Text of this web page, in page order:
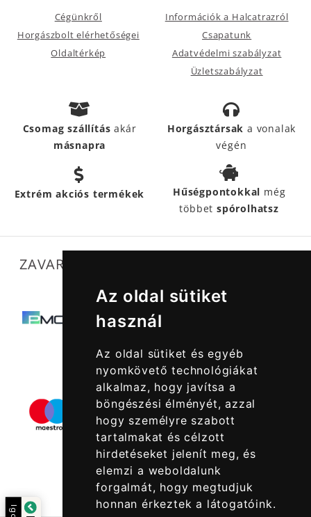
Az oldal sütiket
használ
Az oldal sütiket és egyéb
nyomkövető technológiákat
alkalmaz, hogy javítsa a
böngészési élményét, azzal
hogy személyre szabott
tartalmakat és célzott
hirdetéseket jelenít meg, és
elemzi a weboldalunk
forgalmát, hogy megtudjuk
honnan érkeztek a látogatóink.
Cégünkről
Horgászbolt elérhetőségei
Oldaltérkép
Információk a Halcatrazról
Csapatunk
Adatvédelmi szabályzat
Üzletszabályzat
Csomag szállításakár
másnapra
Horgásztársak a vonalak
végén
Extrém akciós termékek Hűségpontokkal még
többetspórolhatsz
ZAVARTALAN MŰKÖDÉSÜNKET SEGÍTIK